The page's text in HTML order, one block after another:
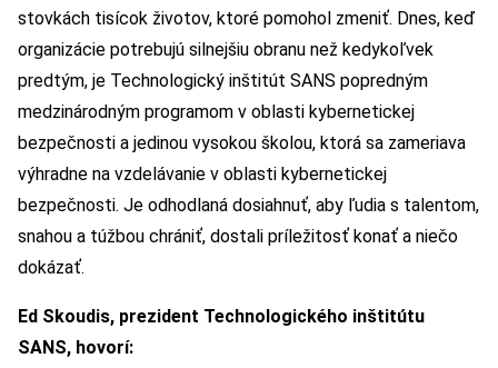
stovkách tisícok životov, ktoré pomohol zmeniť. Dnes, keď
organizácie potrebujú silnejšiu obranu než kedykoľvek
predtým, je Technologický inštitút SANS popredným
medzinárodným programom v oblasti kybernetickej
bezpečnosti a jedinou vysokou školou, ktorá sa zameriava
výhradne na vzdelávanie v oblasti kybernetickej
bezpečnosti. Je odhodlaná dosiahnuť, aby ľudia s talentom,
snahou a túžbou chrániť, dostali príležitosť konať a niečo
dokázať.
Ed Skoudis, prezident Technologického inštitútu
SANS, hovorí: